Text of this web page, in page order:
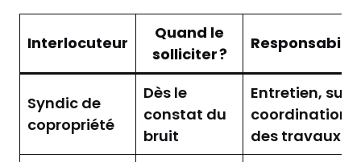
Interlocuteur
Quand le
solliciter ?
Syndic de
copropriété
Dès le
constat du
bruit
Entretien,
coordination
des travaux